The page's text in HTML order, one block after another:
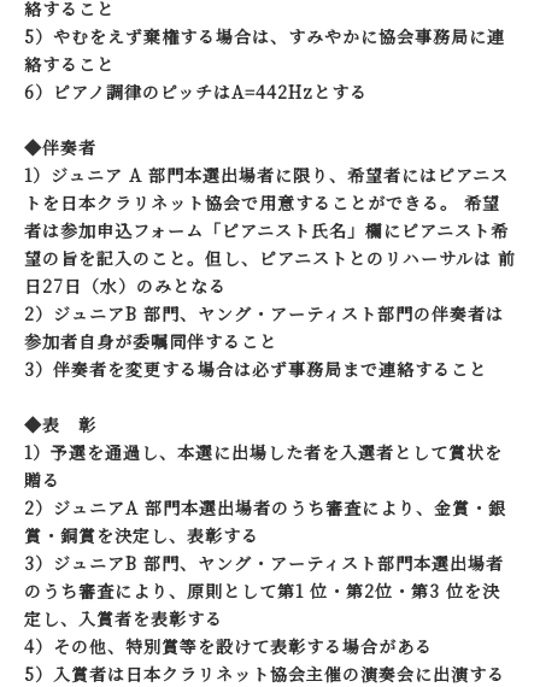
絡すること
5）やむをえず棄権する場合は、すみやかに協会事務局に連
絡すること
6）ピアノ調律のピッチはA=442Hzとする
◆伴奏者
1）ジュニア A 部門本選出場者に限り、希望者にはピアニス
トを日本クラリネット協会で用意することができる。 希望
者は参加申込フォーム「ピアニスト氏名」欄にピアニスト希
望の旨を記入のこと。但し、ピアニストとのリハーサルは 前
日27日（水）のみとなる
2）ジュニアB 部門、ヤング・アーティスト部門の伴奏者は
参加者自身が委嘱同伴すること
3）伴奏者を変更する場合は必ず事務局まで連絡すること
◆表 彰
1）予選を通過し、本選に出場した者を入選者として賞状を
贈る
2）ジュニアA 部門本選出場者のうち審査により、金賞・銀
賞・銅賞を決定し、表彰する
3）ジュニアB 部門、ヤング・アーティスト部門本選出場者
のうち審査により、原則として第1 位・第2位・第3 位を決
定し、入賞者を表彰する
4）その他、特別賞等を設けて表彰する場合がある
5）入賞者は日本クラリネット協会主催の演奏会に出演する